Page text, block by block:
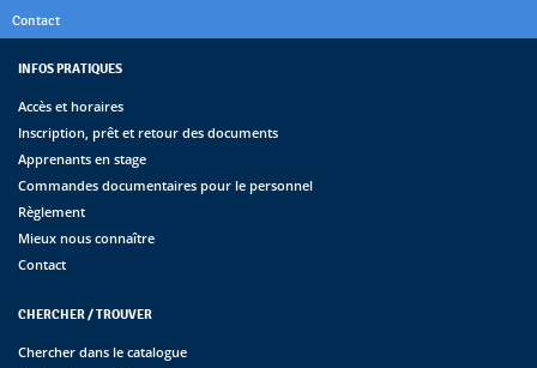
Contact
INFOS PRATIQUES
Accès et horaires
Inscription, prêt et retour des documents
Apprenants en stage
Commandes documentaires pour le personnel
Règlement
Mieux nous connaître
Contact
CHERCHER / TROUVER
Chercher dans le catalogue